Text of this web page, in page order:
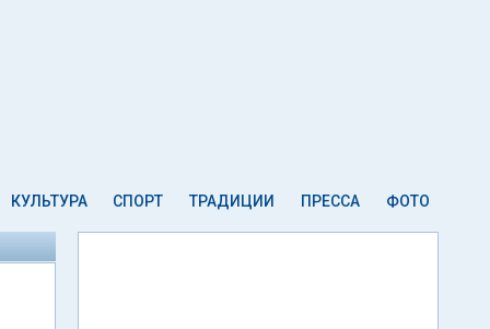
КУЛЬТУРА СПОРТ ТРАДИЦИИ ПРЕССА ФОТО